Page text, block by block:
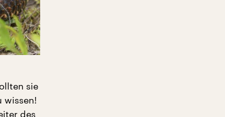
sie
wissen!
des